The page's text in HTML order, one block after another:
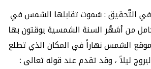
التّحقيق : سُموت تقابلها الشمس في
من أشهُر السنة الشمسية يوقتون بها
الشمس نهاراً في المكان الذي تطلع
ليلاً ، وقد تقدم عند قوله تعالى :